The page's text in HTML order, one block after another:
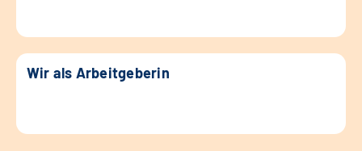
Wir als Arbeitgeberin